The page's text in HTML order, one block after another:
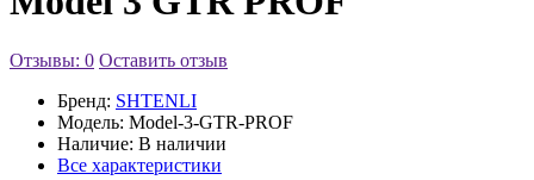
Отзывы: 0 Оставить отзыв
Бренд: SHTENLI
Модель: Model-3-GTR-PROF
Наличие: В наличии
Все характеристики